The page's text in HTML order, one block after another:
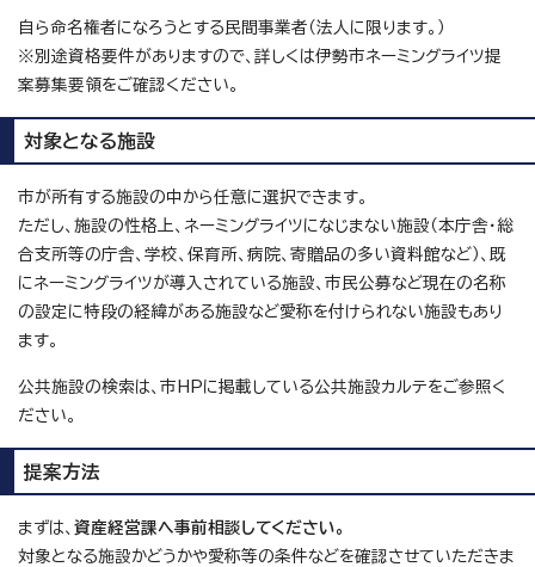
自ら命名権者になろうとする民間事業者（法人に限ります。）
※別途資格要件がありますので、詳しくは伊勢市ネーミングライツ提
案募集要領をご確認ください。
対象となる施設
市が所有する施設の中から任意に選択できます。
ただし、施設の性格上、ネーミングライツになじまない施設（本庁舎・総
合支所等の庁舎、学校、保育所、病院、寄贈品の多い資料館など）、既
にネーミングライツが導入されている施設、市民公募など現在の名称
の設定に特段の経緯がある施設など愛称を付けられない施設もあり
ます。
公共施設の検索は、市HPに掲載している公共施設カルテをご参照く
ださい。
提案方法
まずは、 資産経営課へ事前相談してください。
対象となる施設かどうかや愛称等の条件などを確認させていただきま